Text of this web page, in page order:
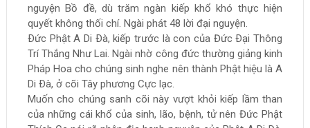
nguyện Bồ đề, dù trăm ngàn kiếp khổ khó thực hiện
quyết không thối chí. Ngài phát 48 lời đại nguyện.
Ðức Phật A Di Ðà, kiếp trước là con của Đức Ðại Thông
Trí Thắng Như Lai. Ngài nhờ công đức thường giảng kinh
Pháp Hoa cho chúng sinh nghe nên thành Phật hiệu là A
Di Ðà, ở cõi Tây phương Cực lạc.
Muốn cho chúng sanh cõi này vượt khỏi kiếp lầm than
của những cái khổ của sinh, lão, bệnh, tử nên Đức Phật